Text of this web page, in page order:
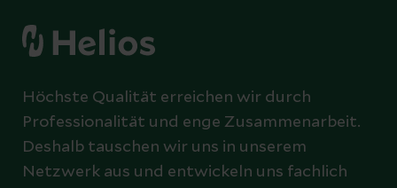
Höchste Qualität erreichen wir durch
Professionalität und enge Zusammenarbeit.
Deshalb tauschen wir uns in unserem
Netzwerk aus und entwickeln uns fachlich